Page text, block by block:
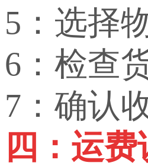
5：选择
6：检查
7：确认
四：运费